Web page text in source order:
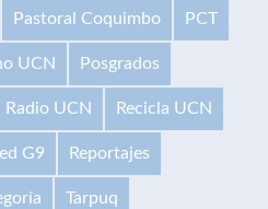
Pastoral Coquimbo PCT
UCN Posgrados
Radio UCN Recicla UCN
G9 Reportajes
Tarpuq